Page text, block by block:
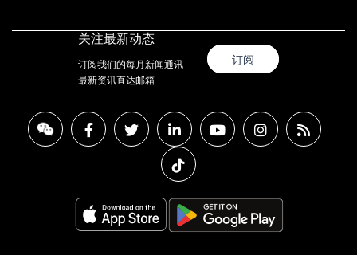
关注最新动态
订阅我们的每月新闻通讯
最新资讯直达邮箱
订阅